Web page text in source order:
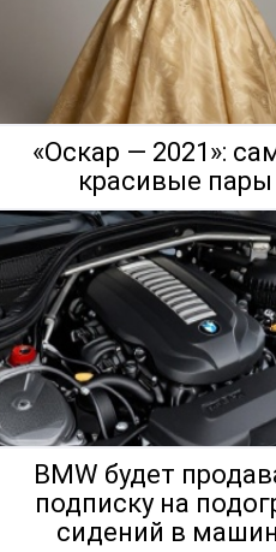
«Оскар — 2021»:
красивые пары
BMW будет
подписку на
сидений в